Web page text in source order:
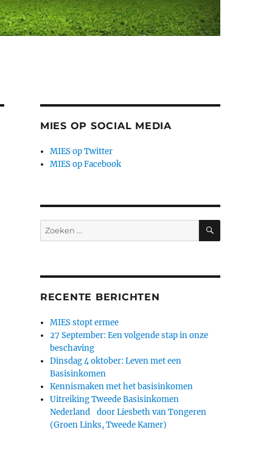
MIES OP SOCIAL MEDIA
MIES op Twitter
MIES op Facebook
Zoeken
naar:
ZOEKEN
RECENTE BERICHTEN
MIES stopt ermee
27 September: Een volgende stap in onze
beschaving
Dinsdag 4 oktober: Leven met een
Basisinkomen
Kennismaken met het basisinkomen
Uitreiking Tweede Basisinkomen
Nederland door Liesbeth van Tongeren
(Groen Links, Tweede Kamer)